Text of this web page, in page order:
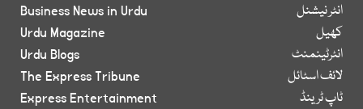
انٹر نیشنل
کھیل
انٹرٹینمنٹ
لائف اسٹائل
ٹاپ ٹرینڈ
Business News in Urdu
Urdu Magazine
Urdu Blogs
The Express Tribune
Express Entertainment